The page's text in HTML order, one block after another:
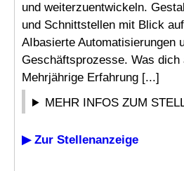
und weiterzuentwickeln.
und Schnittstellen mit Blick
AIbasierte Automatisierungen
Geschäftsprozesse. Was dich
Mehrjährige Erfahrung [...]
MEHR INFOS ZUM
▶ Zur Stellenanzeige